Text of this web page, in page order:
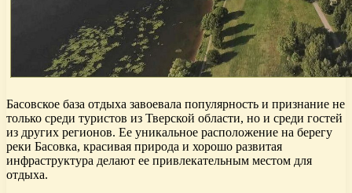
Басовское база отдыха завоевала популярность и признание не
только среди туристов из Тверской области, но и среди гостей
из других регионов. Ее уникальное расположение на берегу
реки Басовка, красивая природа и хорошо развитая
инфраструктура делают ее привлекательным местом для
отдыха.